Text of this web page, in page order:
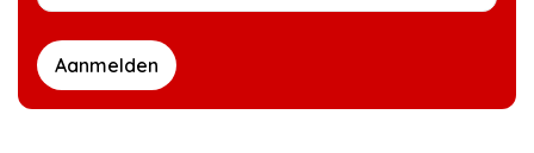
Aanmelden